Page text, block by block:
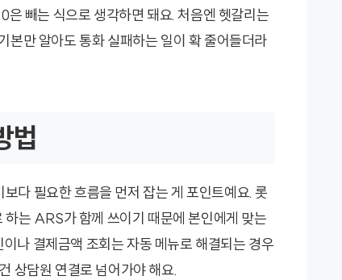
빼는 식으로 생각하면 돼요. 처음엔 헷갈리는
본만 알아도 통화 실패하는 일이 확 줄어들더라
법
다 필요한 흐름을 먼저 잡는 게 포인트예요. 롯
는 ARS가 함께 쓰이기 때문에 본인에게 맞는
나 결제금액 조회는 자동 메뉴로 해결되는 경우
상담원 연결로 넘어가야 해요.